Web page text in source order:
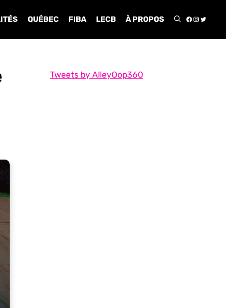
QUÉBEC FIBA LECB À PROPOS
Tweets by AlleyOop360